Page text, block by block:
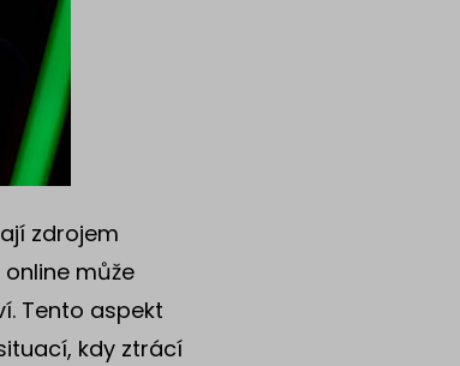
zdrojem
může
Tento aspekt
kdy ztrácí